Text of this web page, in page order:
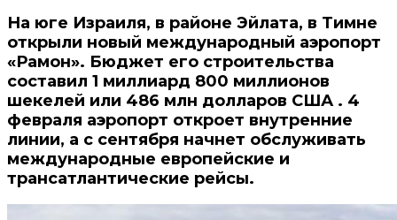
На юге Израиля, в районе Эйлата, в Тимне
открыли новый международный аэропорт
«Рамон». Бюджет его строительства
составил 1 миллиард 800 миллионов
шекелей или 486 млн долларов США . 4
февраля аэропорт откроет внутренние
линии, а с сентября начнет обслуживать
международные европейские и
трансатлантические рейсы.